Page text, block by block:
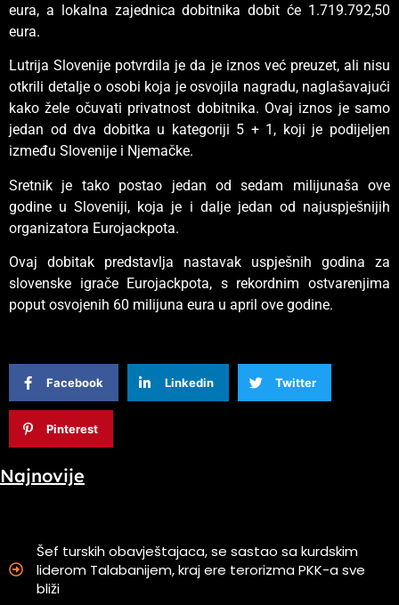
eura, a lokalna zajednica dobitnika dobit će 1.719.792,50
eura.
Lutrija Slovenije potvrdila je da je iznos već preuzet, ali nisu
otkrili detalje o osobi koja je osvojila nagradu, naglašavajući
kako žele očuvati privatnost dobitnika. Ovaj iznos je samo
jedan od dva dobitka u kategoriji 5 + 1, koji je podijeljen
između Slovenije i Njemačke.
Sretnik je tako postao jedan od sedam milijunaša ove
godine u Sloveniji, koja je i dalje jedan od najuspješnijih
organizatora Eurojackpota.
Ovaj dobitak predstavlja nastavak uspješnih godina za
slovenske igrače Eurojackpota, s rekordnim ostvarenjima
poput osvojenih 60 milijuna eura u april ove godine.
Facebook Linkedin Twitter
Pinterest
Najnovije
Šef turskih obavještajaca, se sastao sa kurdskim
liderom Talabanijem, kraj ere terorizma PKK-a sve
bliži